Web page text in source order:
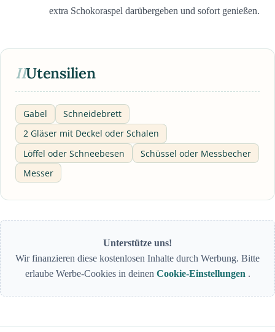
extra Schokoraspel darübergeben und sofort genießen.
IIUtensilien
Gabel
Schneidebrett
2 Gläser mit Deckel oder Schalen
Löffel oder Schneebesen
Schüssel oder Messbecher
Messer
Unterstütze uns!
Wir finanzieren diese kostenlosen Inhalte durch Werbung. Bitte
erlaube Werbe-Cookies in deinen Cookie-Einstellungen .